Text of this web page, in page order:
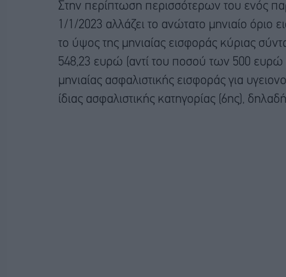
Στην περίπτωση περισσότερων του ενός
1/1/2023 αλλάζει το ανώτατο μηνιαίο
το ύψος της μηνιαίας εισφοράς κύριας
548,23 ευρώ (αντί του ποσού των 500 ευρώ
μηνιαίας ασφαλιστικής εισφοράς για
ίδιας ασφαλιστικής κατηγορίας (6ης),